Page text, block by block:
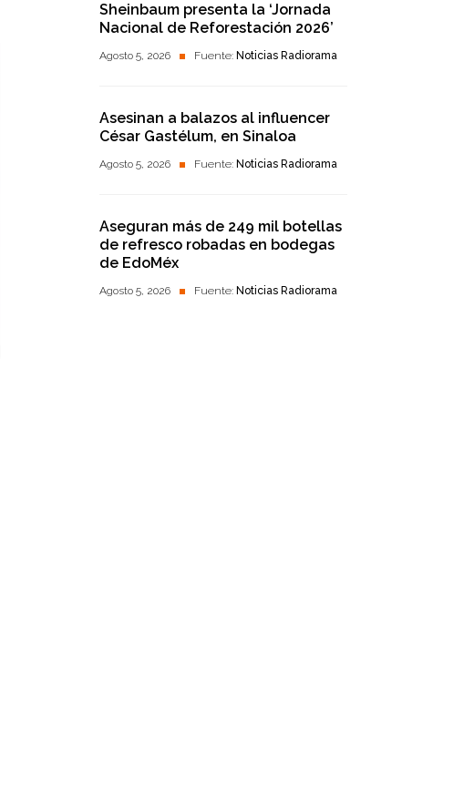
Sheinbaum presenta la ‘Jornada
Nacional de Reforestación 2026’
Agosto 5, 2026 Fuente: Noticias Radiorama
Asesinan a balazos al influencer
César Gastélum, en Sinaloa
Agosto 5, 2026 Fuente: Noticias Radiorama
Aseguran más de 249 mil botellas
de refresco robadas en bodegas
de EdoMéx
Agosto 5, 2026 Fuente: Noticias Radiorama